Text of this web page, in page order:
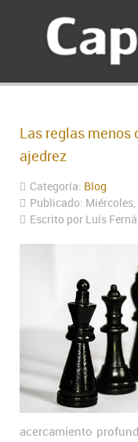
Las reglas menos
ajedrez
Categoría: Blog
Publicado:
Escrito por Luís
acercamiento